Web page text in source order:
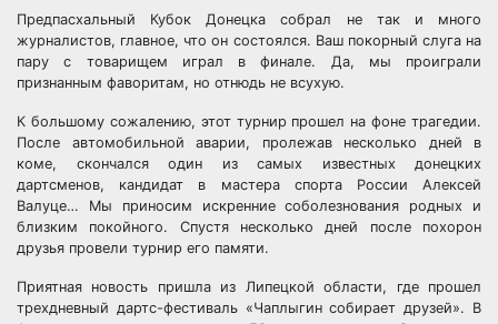
Предпасхальный Кубок Донецка собрал не так и много
журналистов, главное, что он состоялся. Ваш покорный слуга на
пару с товарищем играл в финале. Да, мы проиграли
признанным фаворитам, но отнюдь не всухую.
К большому сожалению, этот турнир прошел на фоне трагедии.
После автомобильной аварии, пролежав несколько дней в
коме, скончался один из самых известных донецких
дартсменов, кандидат в мастера спорта России Алексей
Валуце… Мы приносим искренние соболезнования родных и
близким покойного. Спустя несколько дней после похорон
друзья провели турнир его памяти.
Приятная новость пришла из Липецкой области, где прошел
трехдневный дартс-фестиваль «Чаплыгин собирает друзей». В